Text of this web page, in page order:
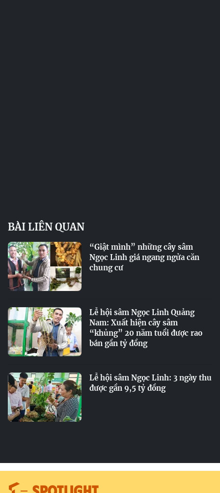
BÀI LIÊN QUAN
“Giật mình” những cây sâm
Ngọc Linh giá ngang ngửa căn
chung cư
Lễ hội sâm Ngọc Linh Quảng
Nam: Xuất hiện cây sâm
“khủng” 20 năm tuổi được rao
bán gần tỷ đồng
Lễ hội sâm Ngọc Linh: 3 ngày thu
được gần 9,5 tỷ đồng